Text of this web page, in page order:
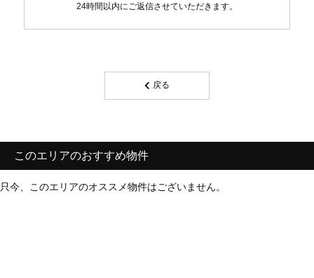
24時間以内にご返信させていただきます。
戻る
このエリアのおすすめ物件
只今、このエリアのオススメ物件はございません。